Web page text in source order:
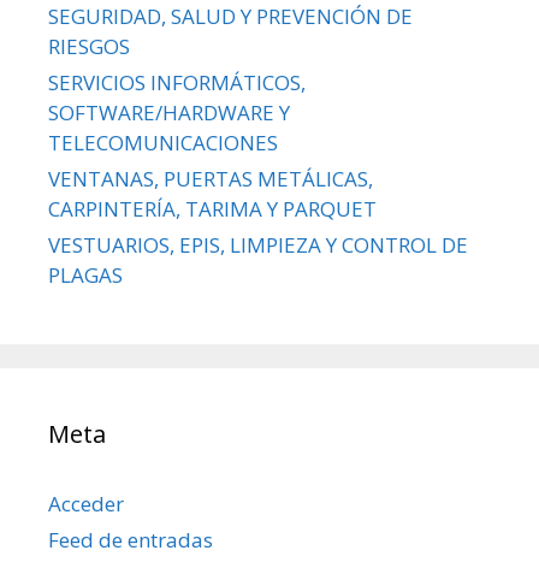
SEGURIDAD, SALUD Y PREVENCIÓN DE
RIESGOS
SERVICIOS INFORMÁTICOS,
SOFTWARE/HARDWARE Y
TELECOMUNICACIONES
VENTANAS, PUERTAS METÁLICAS,
CARPINTERÍA, TARIMA Y PARQUET
VESTUARIOS, EPIS, LIMPIEZA Y CONTROL DE
PLAGAS
Meta
Acceder
Feed de entradas